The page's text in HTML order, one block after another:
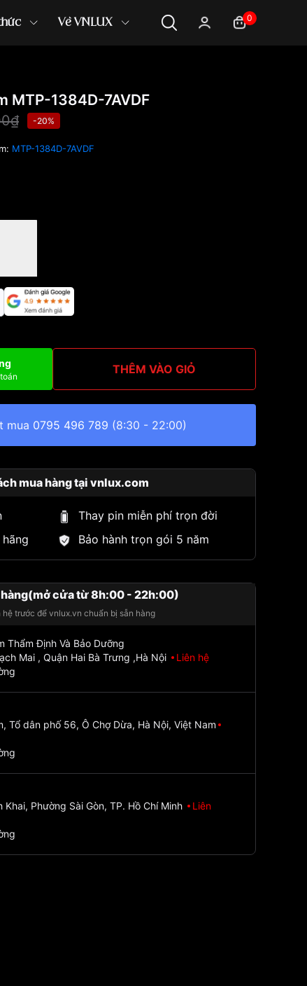
Về VNLUX 0
MTP-1384D-7AVDF
-20%
MTP-1384D-7AVDF
THÊM VÀO GIỎ
mua 0795 496 789 (8:30 - 22:00)
mua hàng tại vnlux.com
Thay pin miễn phí trọn đời
Bảo hành trọn gói 5 năm
cửa từ 8h:00 - 22h:00)
trước để vnlux.vn chuẩn bị sẵn hàng
Thẩm Định Và Bảo Dưỡng
Mai , Quận Hai Bà Trưng ,Hà Nội
Liên hệ
Tổ dân phố 56, Ô Chợ Dừa, Hà Nội, Việt Nam
Phường Sài Gòn, TP. Hồ Chí Minh
Liên